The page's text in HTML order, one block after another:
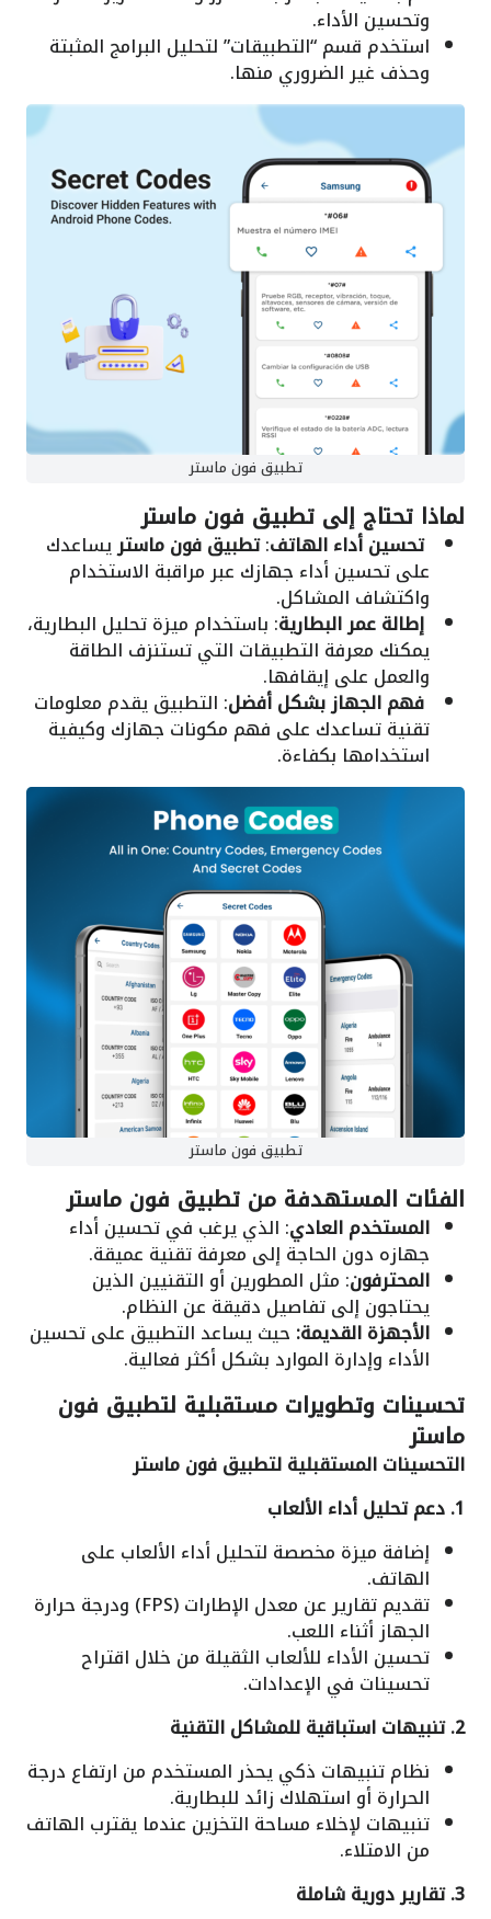
وتحسين الأداء.
استخدم قسم “التطبيقات” لتحليل البرامج المثبتة
وحذف غير الضروري منها.
تطبيق فون ماستر
لماذا تحتاج إلى تطبيق فون ماستر
تحسين أداء الهاتف:تطبيق فون ماستريساعدك
على تحسين أداء جهازك عبر مراقبة الاستخدام
واكتشاف المشاكل.
إطالة عمر البطارية: باستخدام ميزة تحليل البطارية،
يمكنك معرفة التطبيقات التي تستنزف الطاقة
والعمل على إيقافها.
فهم الجهاز بشكل أفضل: التطبيق يقدم معلومات
تقنية تساعدك على فهم مكونات جهازك وكيفية
استخدامها بكفاءة.
تطبيق فون ماستر
الفئات المستهدفة من تطبيق فون ماستر
المستخدم العادي: الذي يرغب في تحسين أداء
جهازه دون الحاجة إلى معرفة تقنية عميقة.
المحترفون: مثل المطورين أو التقنيين الذين
يحتاجون إلى تفاصيل دقيقة عن النظام.
الأجهزة القديمة: حيث يساعد التطبيق على تحسين
الأداء وإدارة الموارد بشكل أكثر فعالية.
تحسينات وتطويرات مستقبلية لتطبيق فون
ماستر
التحسينات المستقبلية لتطبيقفون ماستر
1. دعم تحليل أداء الألعاب
إضافة ميزة مخصصة لتحليل أداء الألعاب على
الهاتف.
تقديم تقارير عن معدل الإطارات (FPS) ودرجة حرارة
الجهاز أثناء اللعب.
تحسين الأداء للألعاب الثقيلة من خلال اقتراح
تحسينات في الإعدادات.
2. تنبيهات استباقية للمشاكل التقنية
نظام تنبيهات ذكي يحذر المستخدم من ارتفاع درجة
الحرارة أو استهلاك زائد للبطارية.
تنبيهات لإخلاء مساحة التخزين عندما يقترب الهاتف
من الامتلاء.
3. تقارير دورية شاملة